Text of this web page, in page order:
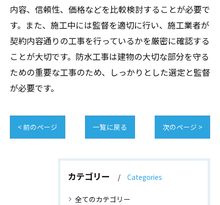
内容、信頼性、価格などを比較検討することが必要で
す。また、施工中には監督を適切に行い、施工業者が
契約内容通りの工事を行っているかを厳密に確認する
ことが大切です。防水工事は建物の大切な部分を守る
ための重要な工事のため、しっかりとした選定と監督
が必要です。
< 前のページ 一覧に戻る 次のページ >
カテゴリー Categories
全てのカテゴリー